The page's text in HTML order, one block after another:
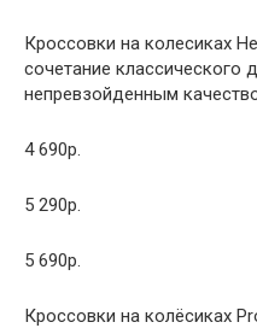
Кроссовки на колесиках
сочетание классического
непревзойденным
4 690р.
5 290р.
5 690р.
Кроссовки на колёсиках